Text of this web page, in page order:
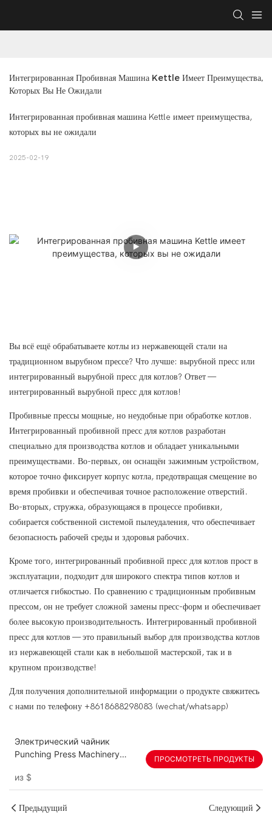
Интегрированная Пробивная Машина Kettle Имеет Преимущества,
Которых Вы Не Ожидали
Интегрированная пробивная машина Kettle имеет преимущества,
которых вы не ожидали
2025-02-19
Вы всё ещё обрабатываете котлы из нержавеющей стали на
традиционном вырубном прессе? Что лучше: вырубной пресс или
интегрированный вырубной пресс для котлов? Ответ —
интегрированный вырубной пресс для котлов!
Пробивные прессы мощные, но неудобные при обработке котлов.
Интегрированный пробивной пресс для котлов разработан
специально для производства котлов и обладает уникальными
преимуществами. Во-первых, он оснащён зажимным устройством,
которое точно фиксирует корпус котла, предотвращая смещение во
время пробивки и обеспечивая точное расположение отверстий.
Во-вторых, стружка, образующаяся в процессе пробивки,
собирается собственной системой пылеудаления, что обеспечивает
безопасность рабочей среды и здоровья рабочих.
Кроме того, интегрированный пробивной пресс для котлов прост в
эксплуатации, подходит для широкого спектра типов котлов и
отличается гибкостью. По сравнению с традиционным пробивным
прессом, он не требует сложной замены пресс-форм и обеспечивает
более высокую производительность. Интегрированный пробивной
пресс для котлов — это правильный выбор для производства котлов
из нержавеющей стали как в небольшой мастерской, так и в
крупном производстве!
Для получения дополнительной информации о продукте свяжитесь
с нами по телефону +8618688298083 (wechat/whatsapp)
Электрический чайник
Punching Press Machinery
штамповки
из $
ПРОСМОТРЕТЬ ПРОДУКТЫ
Предыдущий Следующий